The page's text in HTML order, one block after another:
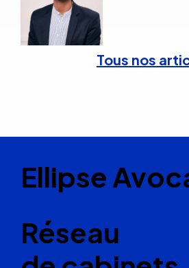
Tous nos
Ellipse
Réseau